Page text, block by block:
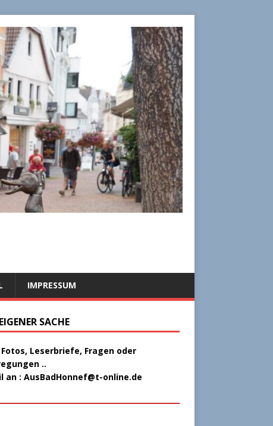
IMPRESSUM
SACHE
Fotos, Leserbriefe, Fragen oder
..
an : AusBadHonnef@t-online.de